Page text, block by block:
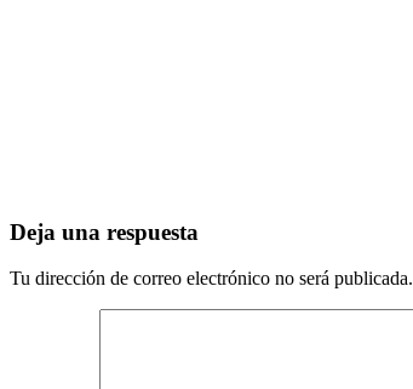
Deja una respuesta
Tu dirección de correo electrónico no será publicada.